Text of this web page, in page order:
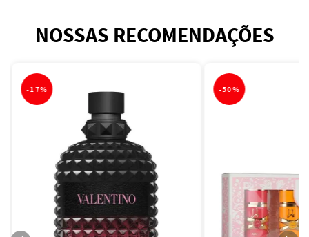
NOSSAS RECOMENDAÇÕES
-17% -50%